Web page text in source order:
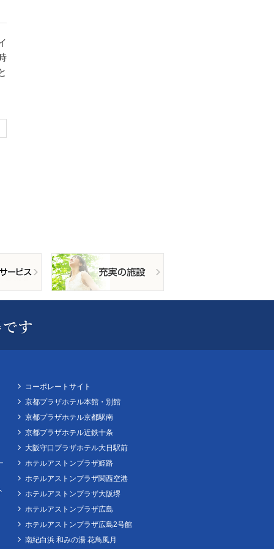
コーポレートサイト
京都プラザホテル本館・別館
京都プラザホテル京都駅南
京都プラザホテル近鉄十条
大阪守口プラザホテル大日駅前
ホテルアストンプラザ姫路
ホテルアストンプラザ関西空港
ホテルアストンプラザ大阪堺
ホテルアストンプラザ広島
ホテルアストンプラザ広島2号館
南紀白浜 和みの湯 花鳥風月